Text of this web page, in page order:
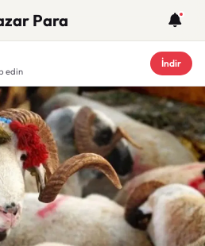
Para
edin
İndir